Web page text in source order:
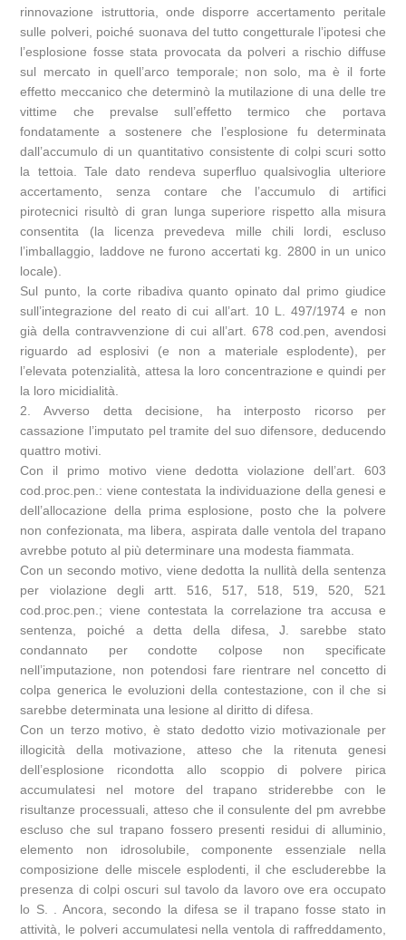
rinnovazione istruttoria, onde disporre accertamento peritale
sulle polveri, poiché suonava del tutto congetturale l’ipotesi che
l’esplosione fosse stata provocata da polveri a rischio diffuse
sul mercato in quell’arco temporale; non solo, ma è il forte
effetto meccanico che determinò la mutilazione di una delle tre
vittime che prevalse sull’effetto termico che portava
fondatamente a sostenere che l’esplosione fu determinata
dall’accumulo di un quantitativo consistente di colpi scuri sotto
la tettoia. Tale dato rendeva superfluo qualsivoglia ulteriore
accertamento, senza contare che l’accumulo di artifici
pirotecnici risultò di gran lunga superiore rispetto alla misura
consentita (la licenza prevedeva mille chili lordi, escluso
l’imballaggio, laddove ne furono accertati kg. 2800 in un unico
locale).
Sul punto, la corte ribadiva quanto opinato dal primo giudice
sull’integrazione del reato di cui all’art. 10 L. 497/1974 e non
già della contravvenzione di cui all’art. 678 cod.pen, avendosi
riguardo ad esplosivi (e non a materiale esplodente), per
l’elevata potenzialità, attesa la loro concentrazione e quindi per
la loro micidialità.
2. Avverso detta decisione, ha interposto ricorso per
cassazione l’imputato pel tramite del suo difensore, deducendo
quattro motivi.
Con il primo motivo viene dedotta violazione dell’art. 603
cod.proc.pen.: viene contestata la individuazione della genesi e
dell’allocazione della prima esplosione, posto che la polvere
non confezionata, ma libera, aspirata dalle ventola del trapano
avrebbe potuto al più determinare una modesta fiammata.
Con un secondo motivo, viene dedotta la nullità della sentenza
per violazione degli artt. 516, 517, 518, 519, 520, 521
cod.proc.pen.; viene contestata la correlazione tra accusa e
sentenza, poiché a detta della difesa, J. sarebbe stato
condannato per condotte colpose non specificate
nell’imputazione, non potendosi fare rientrare nel concetto di
colpa generica le evoluzioni della contestazione, con il che si
sarebbe determinata una lesione al diritto di difesa.
Con un terzo motivo, è stato dedotto vizio motivazionale per
illogicità della motivazione, atteso che la ritenuta genesi
dell’esplosione ricondotta allo scoppio di polvere pirica
accumulatesi nel motore del trapano striderebbe con le
risultanze processuali, atteso che il consulente del pm avrebbe
escluso che sul trapano fossero presenti residui di alluminio,
elemento non idrosolubile, componente essenziale nella
composizione delle miscele esplodenti, il che escluderebbe la
presenza di colpi oscuri sul tavolo da lavoro ove era occupato
lo S. . Ancora, secondo la difesa se il trapano fosse stato in
attività, le polveri accumulatesi nella ventola di raffreddamento,